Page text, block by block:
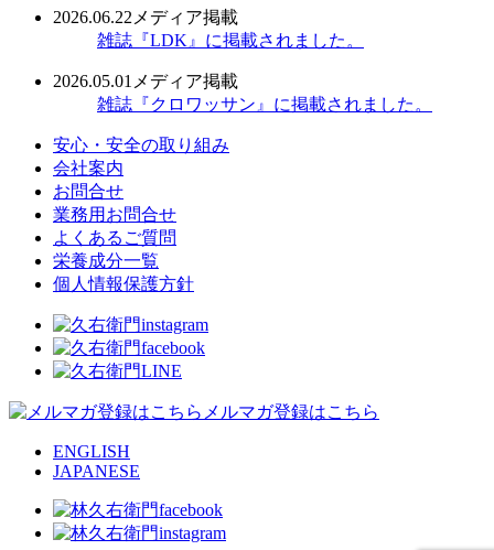
2026.06.22 メディア掲載
雑誌『LDK』に掲載されました。
2026.05.01 メディア掲載
雑誌『クロワッサン』に掲載されました。
安心・安全の取り組み
会社案内
お問合せ
業務用お問合せ
よくあるご質問
栄養成分一覧
個人情報保護方針
メルマガ登録はこちら
ENGLISH
JAPANESE